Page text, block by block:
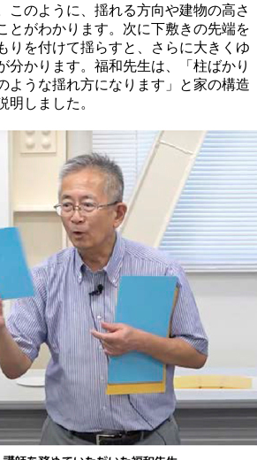
このように、揺れる方向や建物の高さ
とがわかります。次に下敷きの先端を
りを付けて揺らすと、さらに大きくゆ
分かります。福和先生は、「柱ばかり
ような揺れ方になります」と家の構造
明しました。